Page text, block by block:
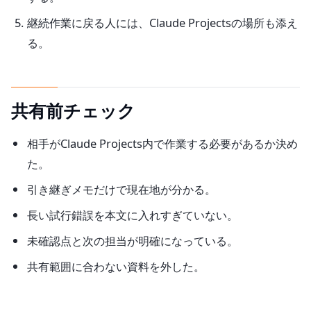
継続作業に戻る人には、Claude Projectsの場所も添え
る。
共有前チェック
相手がClaude Projects内で作業する必要があるか決め
た。
引き継ぎメモだけで現在地が分かる。
長い試行錯誤を本文に入れすぎていない。
未確認点と次の担当が明確になっている。
共有範囲に合わない資料を外した。